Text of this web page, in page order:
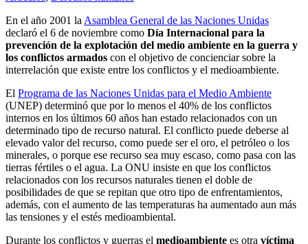
En el año 2001 la Asamblea General de las Naciones Unidas
declaró el 6 de noviembre como Día Internacional para la
prevención de la explotación del medio ambiente en la guerra y
los conflictos armados con el objetivo de concienciar sobre la
interrelación que existe entre los conflictos y el medioambiente.
El Programa de las Naciones Unidas para el Medio Ambiente
(UNEP) determinó que por lo menos el 40% de los conflictos
internos en los últimos 60 años han estado relacionados con un
determinado tipo de recurso natural. El conflicto puede deberse al
elevado valor del recurso, como puede ser el oro, el petróleo o los
minerales, o porque ese recurso sea muy escaso, como pasa con las
tierras fértiles o el agua. La ONU insiste en que los conflictos
relacionados con los recursos naturales tienen el doble de
posibilidades de que se repitan que otro tipo de enfrentamientos,
además, con el aumento de las temperaturas ha aumentado aun más
las tensiones y el estés medioambiental.
Durante los conflictos y guerras el medioambiente es otra víctima